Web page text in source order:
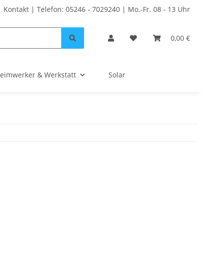
Kontakt | Telefon: 05246 - 7029240 | Mo.-Fr. 08 - 13 Uhr
0,00 €
& Werkstatt Solar